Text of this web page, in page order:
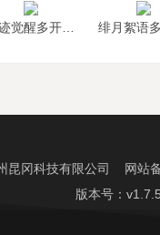
昆冈科技有限公司 网站备
版本号：